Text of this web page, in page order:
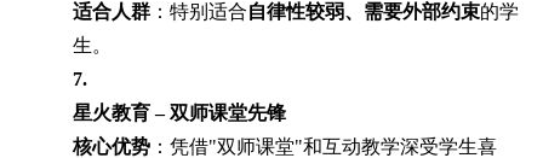
适合人群 ：特别适合自律性较弱、需要外部约束的学
生。
7.
星火教育 – 双师课堂先锋
核心优势 ：凭借"双师课堂"和互动教学深受学生喜